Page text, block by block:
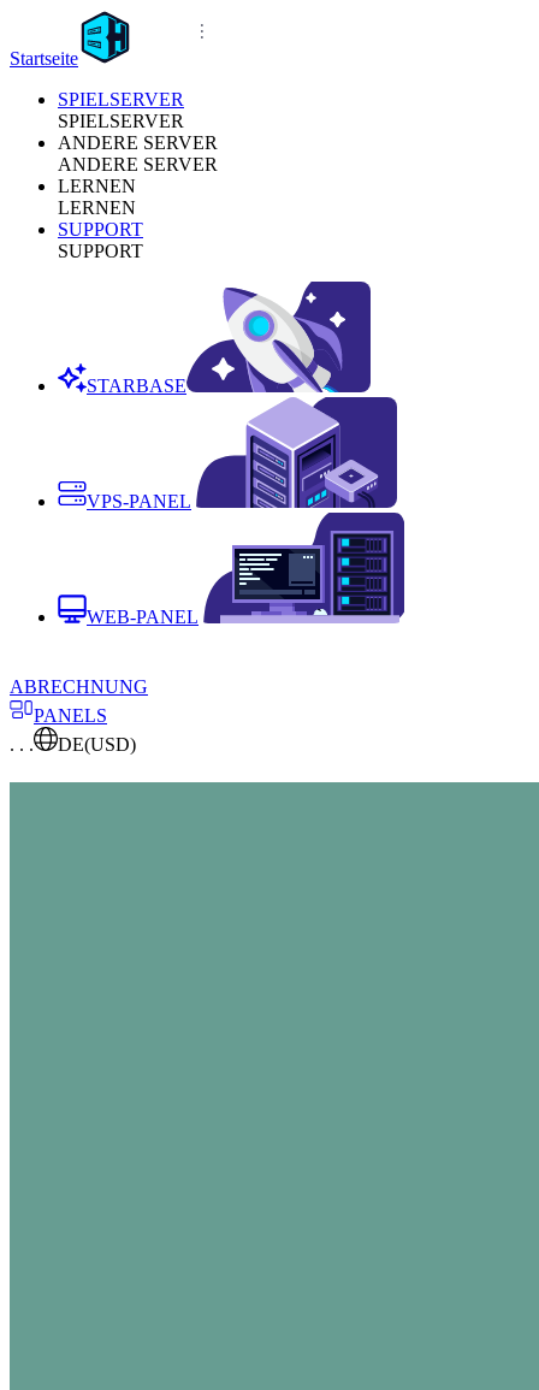
Startseite
SPIELSERVER
SPIELSERVER
ANDERE SERVER
ANDERE SERVER
LERNEN
LERNEN
SUPPORT
SUPPORT
STARBASE
VPS-PANEL
WEB-PANEL
ABRECHNUNG
PANELS
. . .
DE(USD)